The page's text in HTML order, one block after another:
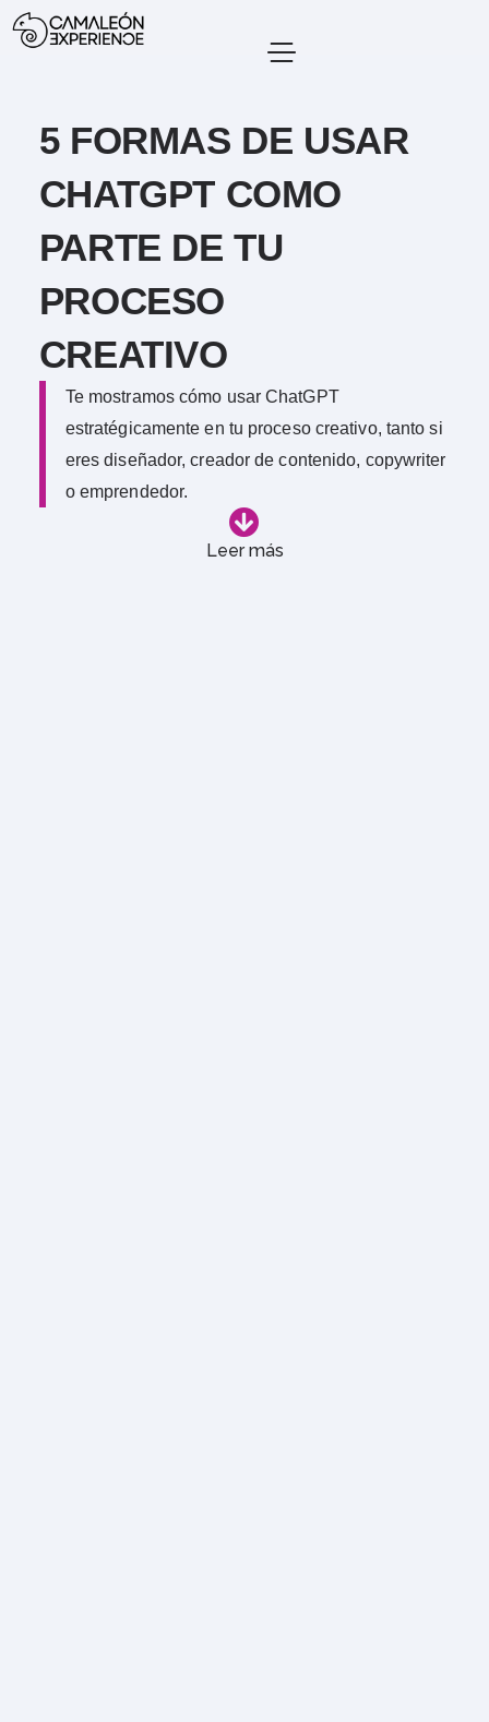
5 FORMAS DE USAR
CHATGPT COMO
PARTE DE TU
PROCESO
CREATIVO
Te mostramos cómo usar ChatGPT
estratégicamente en tu proceso creativo, tanto si
eres diseñador, creador de contenido, copywriter
o emprendedor.
Leer más